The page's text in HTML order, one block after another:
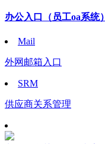
办公入口 （员工oa系统）
Mail
外网邮箱入口
SRM
供应商关系管理